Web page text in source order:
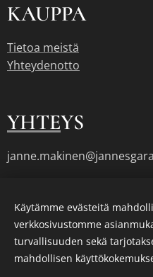
KAUPPA
Tietoa meistä
Yhteydenotto
YHTEYS
Luotu
Käytämme evästeitä
verkkosivustomme
turvallisuuden sekä
mahdollisen